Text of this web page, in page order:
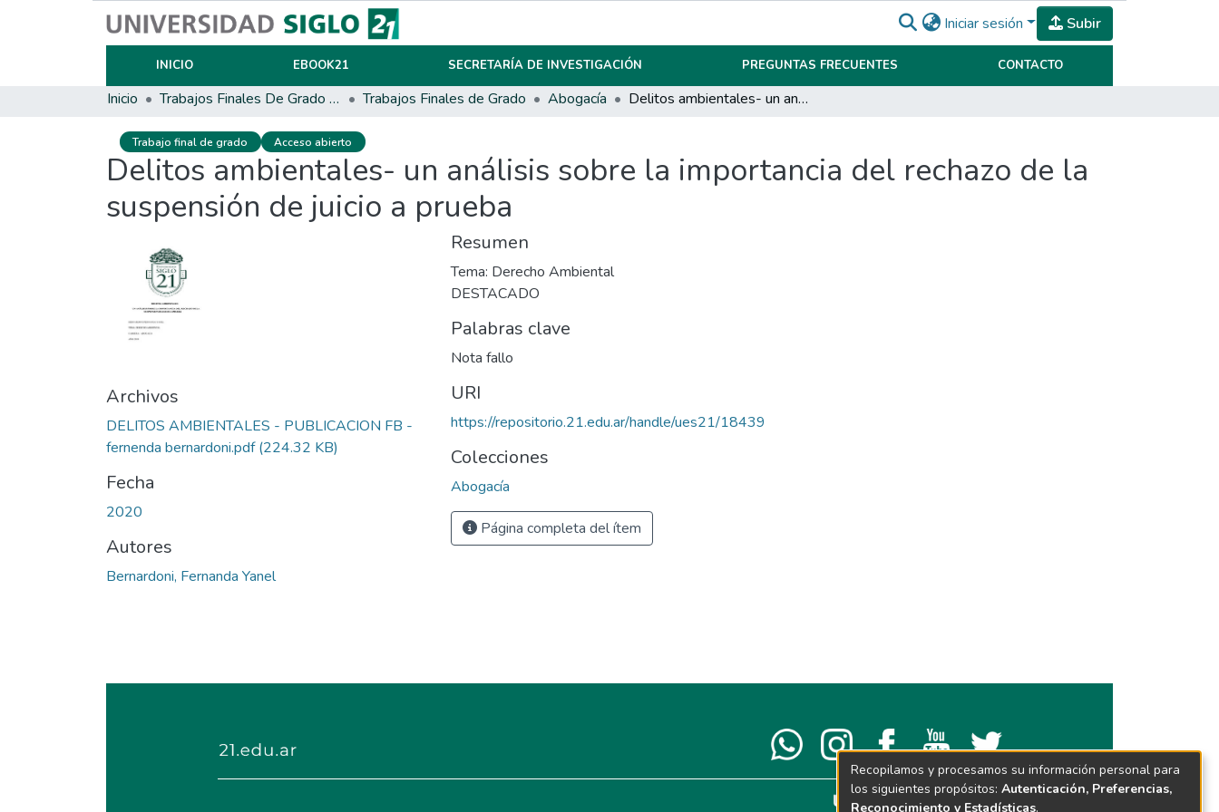
Iniciar sesión Subir
INICIO EBOOK21 SECRETARÍA DE INVESTIGACIÓN PREGUNTAS FRECUENTES CONTACTO
Inicio Trabajos Finales De Grado Y Posgrado Trabajos Finales de Grado Abogacía Delitos ambientales- un análisis sobre la importancia del rechazo de la suspensión de juicio a prueba
Trabajo final de grado Acceso abierto
Delitos ambientales- un análisis sobre la importancia del rechazo de la
suspensión de juicio a prueba
Archivos
DELITOS AMBIENTALES - PUBLICACION FB -
fernenda bernardoni.pdf(224.32 KB)
Fecha
2020
Autores
Bernardoni, Fernanda Yanel
Resumen
Tema: Derecho Ambiental
DESTACADO
Palabras clave
Nota fallo
URI
https://repositorio.21.edu.ar/handle/ues21/18439
Colecciones
Abogacía
Página completa del ítem
Recopilamos y procesamos su información personal para
los siguientes propósitos: Autenticación, Preferencias,
Reconocimiento y Estadísticas.